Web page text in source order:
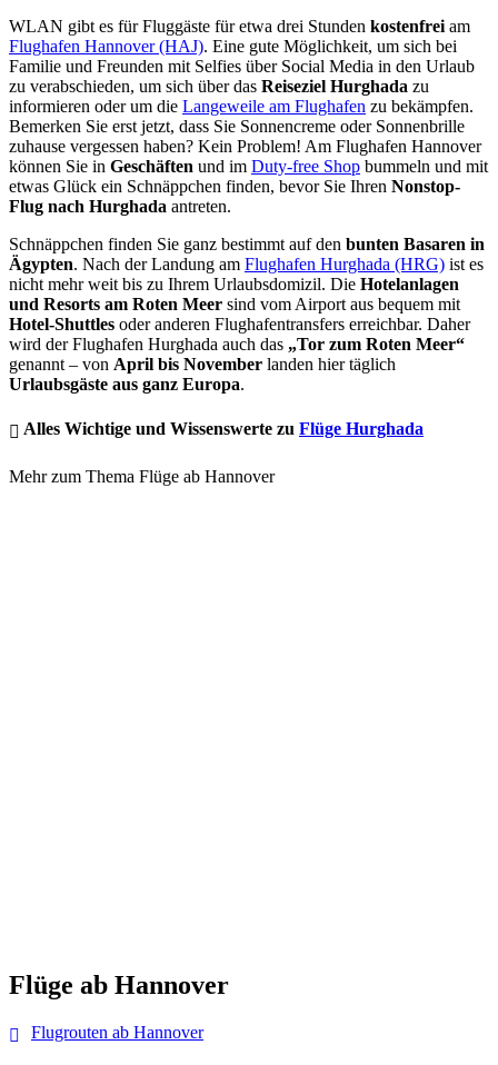
WLAN gibt es für Fluggäste für etwa drei Stunden kostenfrei am
Flughafen Hannover (HAJ). Eine gute Möglichkeit, um sich bei
Familie und Freunden mit Selfies über Social Media in den Urlaub
zu verabschieden, um sich über das Reiseziel Hurghada zu
informieren oder um die Langeweile am Flughafen zu bekämpfen.
Bemerken Sie erst jetzt, dass Sie Sonnencreme oder Sonnenbrille
zuhause vergessen haben? Kein Problem! Am Flughafen Hannover
können Sie in Geschäften und im Duty-free Shop bummeln und mit
etwas Glück ein Schnäppchen finden, bevor Sie Ihren Nonstop-
Flug nach Hurghada antreten.
Schnäppchen finden Sie ganz bestimmt auf den bunten Basaren in
Ägypten. Nach der Landung am Flughafen Hurghada (HRG) ist es
nicht mehr weit bis zu Ihrem Urlaubsdomizil. Die Hotelanlagen
und Resorts am Roten Meer sind vom Airport aus bequem mit
Hotel-Shuttles oder anderen Flughafentransfers erreichbar. Daher
wird der Flughafen Hurghada auch das „Tor zum Roten Meer“
genannt – von April bis November landen hier täglich
Urlaubsgäste aus ganz Europa.
Alles Wichtige und Wissenswerte zu Flüge Hurghada
Mehr zum Thema Flüge ab Hannover
Flüge ab Hannover
Flugrouten ab Hannover